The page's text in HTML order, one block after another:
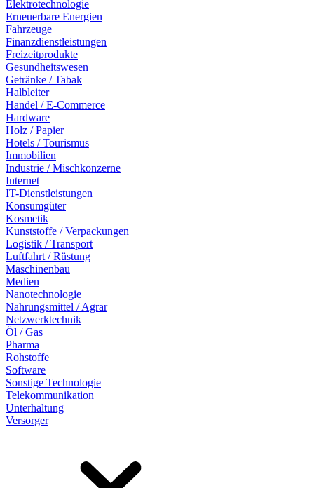
Elektrotechnologie
Erneuerbare Energien
Fahrzeuge
Finanzdienstleistungen
Freizeitprodukte
Gesundheitswesen
Getränke / Tabak
Halbleiter
Handel / E-Commerce
Hardware
Holz / Papier
Hotels / Tourismus
Immobilien
Industrie / Mischkonzerne
Internet
IT-Dienstleistungen
Konsumgüter
Kosmetik
Kunststoffe / Verpackungen
Logistik / Transport
Luftfahrt / Rüstung
Maschinenbau
Medien
Nanotechnologie
Nahrungsmittel / Agrar
Netzwerktechnik
Öl / Gas
Pharma
Rohstoffe
Software
Sonstige Technologie
Telekommunikation
Unterhaltung
Versorger